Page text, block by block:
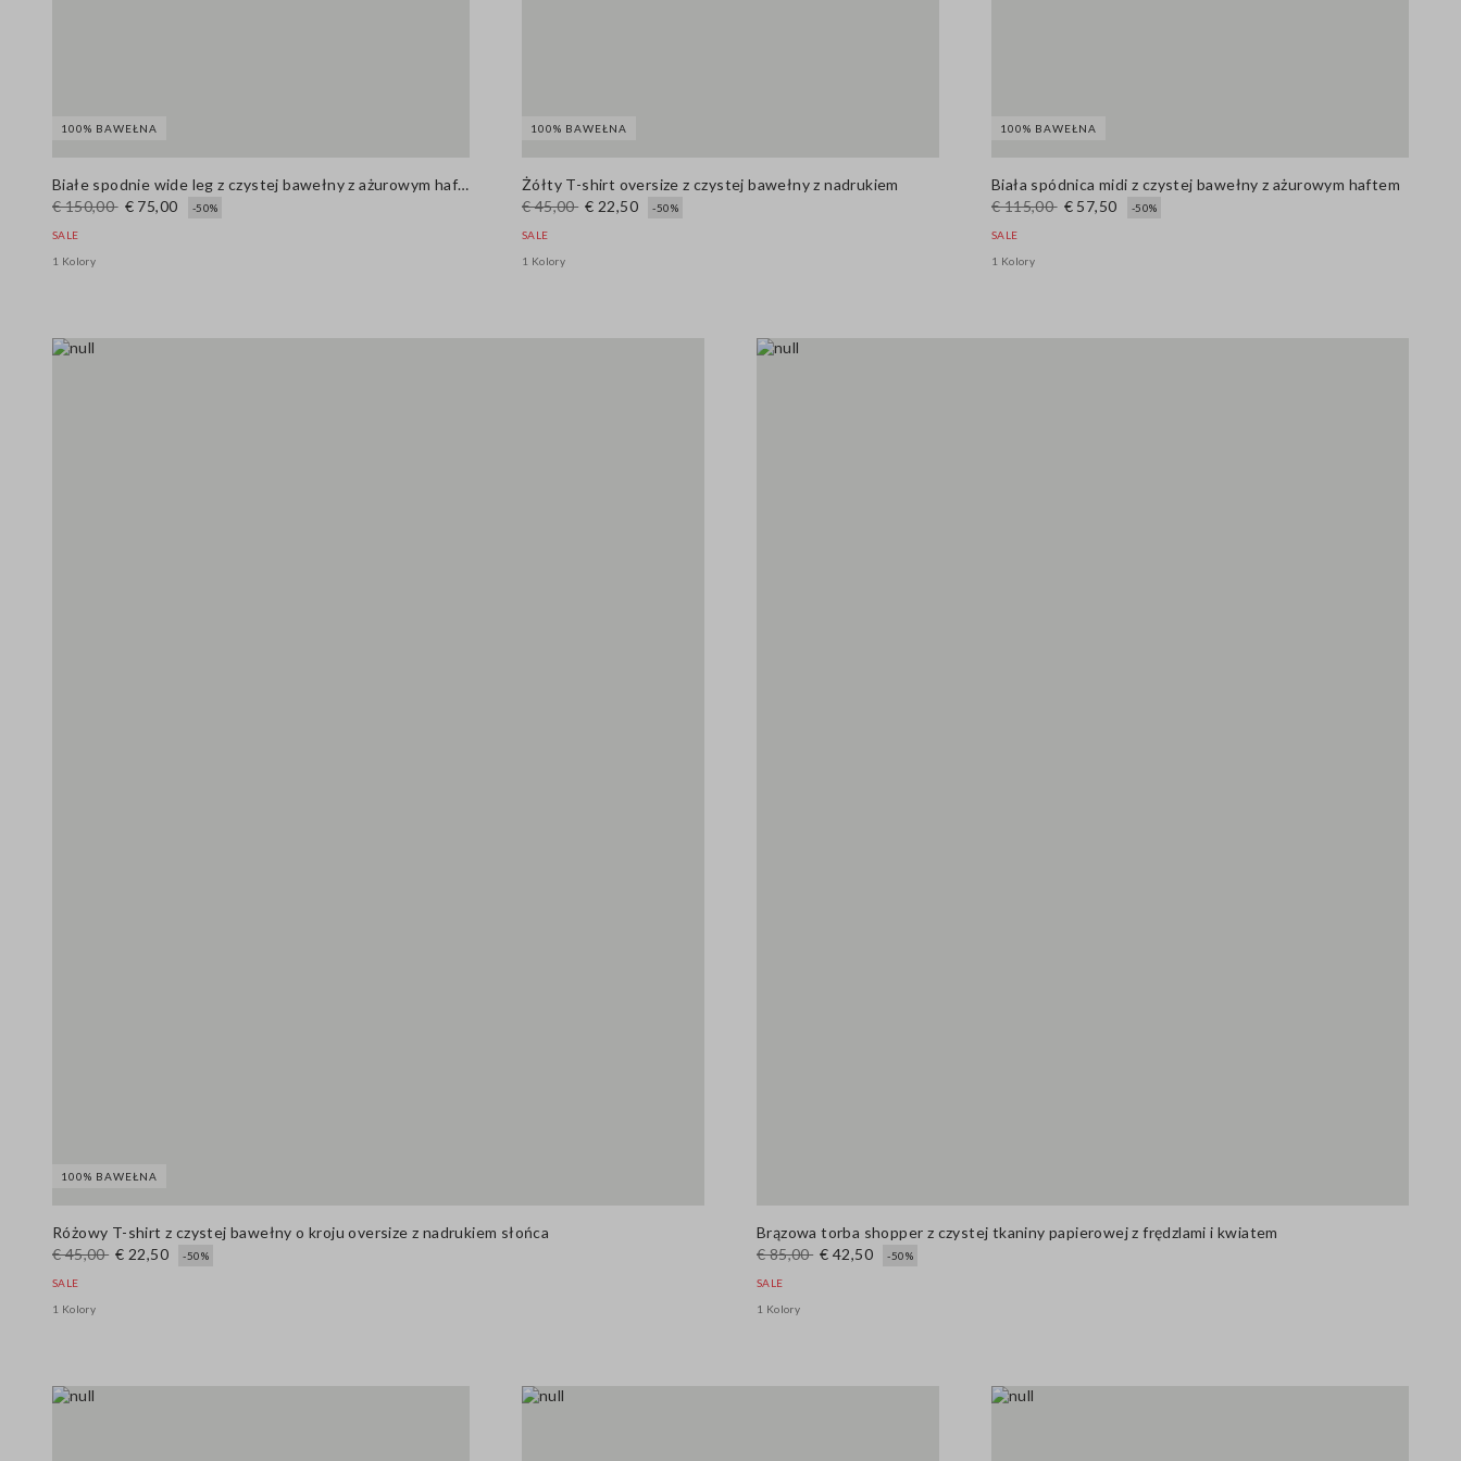
100% BAWEŁNA
Białe spodnie wide leg z czystej bawełny z ażurowym haftem
€ 150,00 € 75,00 -50%
SALE
1 Kolory
100% BAWEŁNA
Żółty T-shirt oversize z czystej bawełny z nadrukiem
€ 45,00 € 22,50 -50%
SALE
1 Kolory
100% BAWEŁNA
Biała spódnica midi z czystej bawełny z ażurowym haftem
€ 115,00 € 57,50 -50%
SALE
1 Kolory
100% BAWEŁNA
Różowy T-shirt z czystej bawełny o kroju oversize z nadrukiem słońca
€ 45,00 € 22,50 -50%
SALE
1 Kolory
Brązowa torba shopper z czystej tkaniny papierowej z frędzlami i kwiatem
€ 85,00 € 42,50 -50%
SALE
1 Kolory